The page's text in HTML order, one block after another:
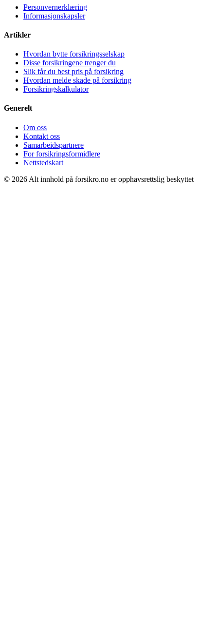
Personvernerklæring
Informasjonskapsler
Artikler
Hvordan bytte forsikringsselskap
Disse forsikringene trenger du
Slik får du best pris på forsikring
Hvordan melde skade på forsikring
Forsikringskalkulator
Generelt
Om oss
Kontakt oss
Samarbeidspartnere
For forsikringsformidlere
Nettstedskart
© 2026 Alt innhold på forsikro.no er opphavsrettslig beskyttet